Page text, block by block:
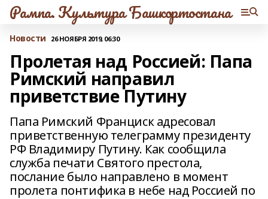
Рампа. Культура Башкортостана
Новости 26 НОЯБРЯ 2019, 06:30
Пролетая над Россией: Папа
Римский направил
приветствие Путину
Папа Римский Франциск адресовал
приветственную телеграмму президенту
РФ Владимиру Путину. Как сообщила
служба печати Святого престола,
послание было направлено в момент
пролета понтифика в небе над Россией по